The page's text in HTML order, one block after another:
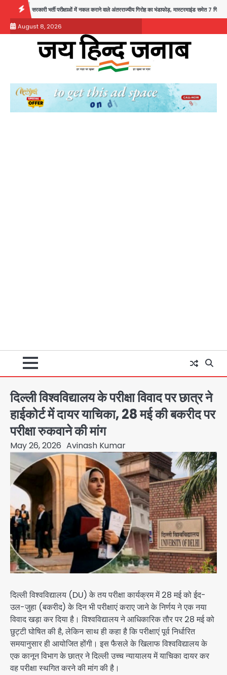
content
परीक्षाओं में नकल कराने वाले अंतरराज्यीय गिरोह का भंडाफोड़, मास्टरमाइंड समेत 7 गिरफ्तार आॅपरेशन
August 8, 2026
दिल्ली विश्वविद्यालय के परीक्षा विवाद पर छात्र ने
हाईकोर्ट में दायर याचिका, 28 मई की बकरीद पर
परीक्षा रुकवाने की मांग
May 26, 2026 Avinash Kumar
दिल्ली विश्वविद्यालय (DU) के तय परीक्षा कार्यक्रम में 28 मई को ईद-
उल-जुहा (बकरीद) के दिन भी परीक्षाएं कराए जाने के निर्णय ने एक नया
विवाद खड़ा कर दिया है। विश्वविद्यालय ने आधिकारिक तौर पर 28 मई को
छुट्टी घोषित की है, लेकिन साथ ही कहा है कि परीक्षाएं पूर्व निर्धारित
समयानुसार ही आयोजित होंगी। इस फैसले के खिलाफ विश्वविद्यालय के
एक कानून विभाग के छात्र ने दिल्ली उच्च न्यायालय में याचिका दायर कर
वह परीक्षा स्थगित करने की मांग की है।